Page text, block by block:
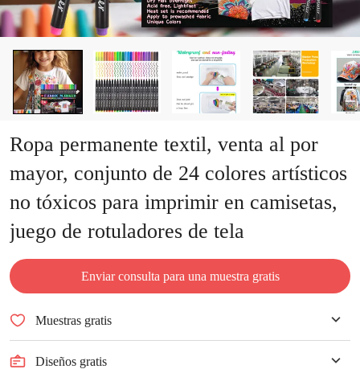
Ropa permanente textil, venta al por
mayor, conjunto de 24 colores artísticos
no tóxicos para imprimir en camisetas,
juego de rotuladores de tela
Enviar consulta para una muestra gratis
Muestras gratis
Diseños gratis